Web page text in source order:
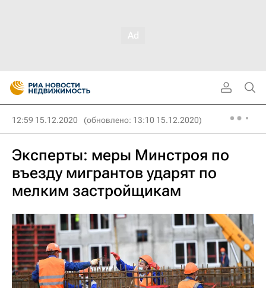
12:59 15.12.2020 (обновлено: 13:10 15.12.2020)
Эксперты: меры Минстроя по
въезду мигрантов ударят по
мелким застройщикам